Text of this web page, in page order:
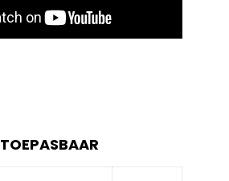
TOEPASBAAR